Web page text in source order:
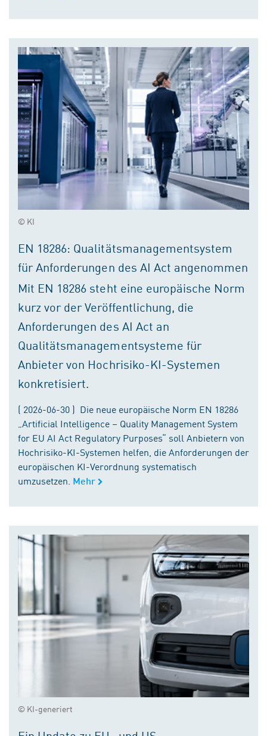
© KI
EN 18286: Qualitätsmanagementsystem
für Anforderungen des AI Act angenommen
Mit EN 18286 steht eine europäische Norm
kurz vor der Veröffentlichung, die
Anforderungen des AI Act an
Qualitätsmanagementsysteme für
Anbieter von Hochrisiko-KI-Systemen
konkretisiert.
( 2026-06-30 ) Die neue europäische Norm EN 18286
„Artificial Intelligence – Quality Management System
for EU AI Act Regulatory Purposes“ soll Anbietern von
Hochrisiko-KI-Systemen helfen, die Anforderungen der
europäischen KI-Verordnung systematisch
umzusetzen. Mehr
© KI-generiert